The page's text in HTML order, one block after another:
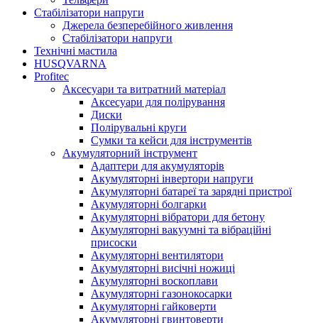
Стабілізатори напруги
Джерела безперебійного живлення
Стабілізатори напруги
Технічні мастила
HUSQVARNA
Profitec
Аксесуари та витратний матеріал
Аксесуари для полірування
Диски
Полірувальні круги
Сумки та кейси для інструментів
Акумуляторний інструмент
Адаптери для акумуляторів
Акумуляторні інвертори напруги
Акумуляторні батареї та зарядні пристрої
Акумуляторні болгарки
Акумуляторні вібратори для бетону
Акумуляторні вакуумні та вібраційні
присоски
Акумуляторні вентилятори
Акумуляторні висічні ножиці
Акумуляторні воскоплави
Акумуляторні газонокосарки
Акумуляторні гайковерти
Акумуляторні гвинтоверти